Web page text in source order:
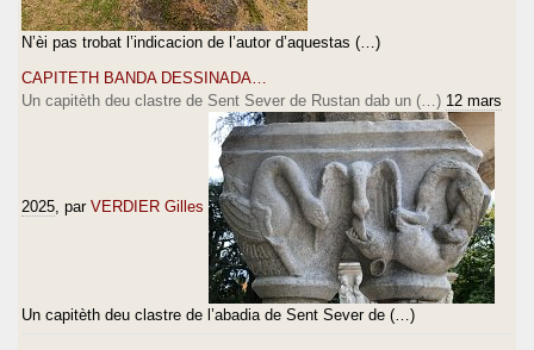
N’èi pas trobat l’indicacion de l’autor d’aquestas (…)
CAPITETH BANDA DESSINADA…
Un capitèth deu clastre de Sent Sever de Rustan dab un (…) 12 mars
2025 , par VERDIER Gilles
Un capitèth deu clastre de l’abadia de Sent Sever de (…)